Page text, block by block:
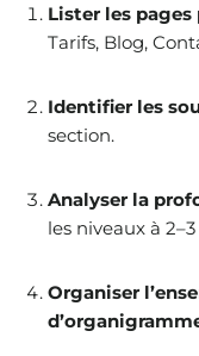
Lister les
Tarifs, Blog,
Identifier les
section.
Analyser la
les niveaux à
Organiser